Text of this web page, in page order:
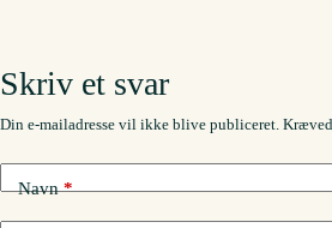
Skriv et svar
Din e-mailadresse vil ikke blive publiceret.
Navn*